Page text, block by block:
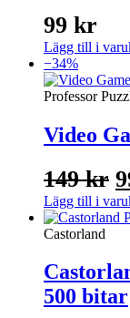
99 kr
Lägg till i
−34%
Professor
Video
149kr
Lägg till i
Castorland
500 bitar